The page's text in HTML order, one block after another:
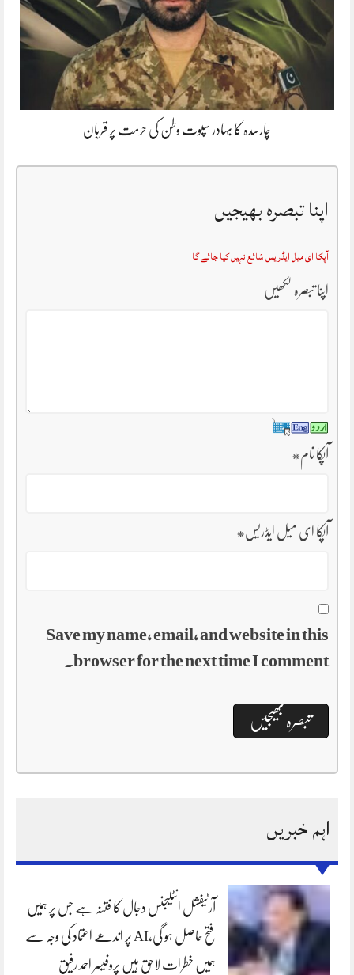
چارسدہ کا بہادر سپوت وطن کی حرمت پر قربان
اپنا تبصرہ بھیجیں
آپکا ای میل ایڈریس شائع نہیں کیا جائے گا
اپنا تبصرہ لکھیں
آپکا نام*
آپکا ای میل ایڈریس*
Save my name, email, and website in this
browser for the next time I comment.
اہم خبریں
آرٹیفشل انٹلیجنس دجال کا فتنہ ہے جس پر ہمیں
فتح حاصل ہو گی،AI پر اندھے اعتماد کی وجہ سے
ہمیں خطرات لاحق ہیں پروفیسر احمد رفیق